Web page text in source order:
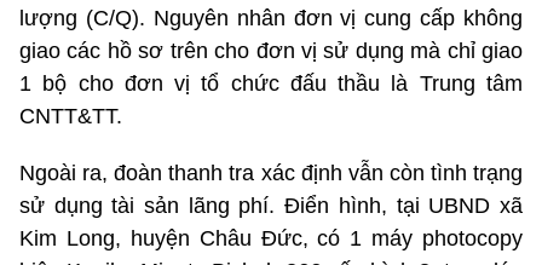
lượng (C/Q). Nguyên nhân đơn vị cung cấp không
giao các hồ sơ trên cho đơn vị sử dụng mà chỉ giao
1 bộ cho đơn vị tổ chức đấu thầu là Trung tâm
CNTT&TT.
Ngoài ra, đoàn thanh tra xác định vẫn còn tình trạng
sử dụng tài sản lãng phí. Điển hình, tại UBND xã
Kim Long, huyện Châu Đức, có 1 máy photocopy